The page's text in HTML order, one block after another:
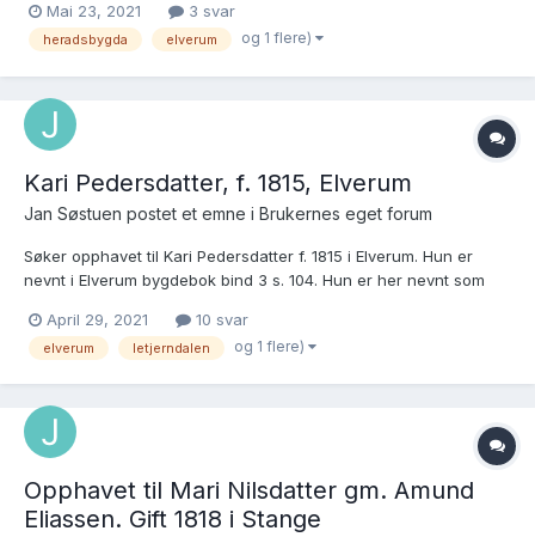
https://www.nb.no/nbsok/nb/f93f9aa27c5f22dbf9129172ec916bf
c.nbdigital?lang=no#277 Hvor kan jeg finne ut mer om Olea...
Mai 23, 2021 3 svar
heradsbygda elverum og 1 flere)
Kari Pedersdatter, f. 1815, Elverum
Jan Søstuen postet et emne i Brukernes eget forum
Søker opphavet til Kari Pedersdatter f. 1815 i Elverum. Hun er
nevnt i Elverum bygdebok bind 3 s. 104. Hun er her nevnt som
nevnes å ha 3 barn. Arne Olsen er forøvrig født i 1807, ikke 1804
som nevnt i bygdeboka. Se nummer 34 her. Begravels...
April 29, 2021 10 svar
elverum letjerndalen og 1 flere)
Opphavet til Mari Nilsdatter gm. Amund
Eliassen. Gift 1818 i Stange